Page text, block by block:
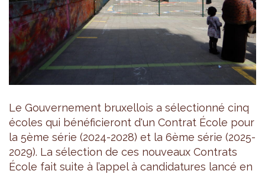
Le Gouvernement bruxellois a sélectionné cinq
écoles qui bénéficieront d'un Contrat École pour
la 5ème série (2024-2028) et la 6ème série (2025-
2029). La sélection de ces nouveaux Contrats
École fait suite à l’appel à candidatures lancé en